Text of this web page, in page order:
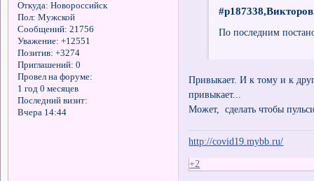
Откуда: Новороссийск
Пол: Мужской
Сообщений: 21756
Уважение: +12551
Позитив: +3274
Приглашений: 0
Провел на форуме:
1 год 0 месяцев
Последний визит:
Вчера 14:44
По последним
Привыкает. И к тому и к
привыкает...
Может, сделать чтобы
http://covid19.mybb.ru/
+2